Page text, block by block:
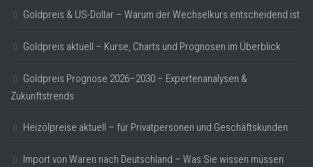
Goldpreis & US-Dollar – Warum der Wechselkurs entscheidend ist
Goldpreis aktuell – Kurse, Charts und Prognosen im Überblick
Goldpreis Prognose 2026–2030 – Expertenanalysen &
Zukunftstrends
Heizölpreise aktuell – für Privatpersonen und Geschäftskunden
Import von Waren nach Deutschland – Was Sie wissen müssen